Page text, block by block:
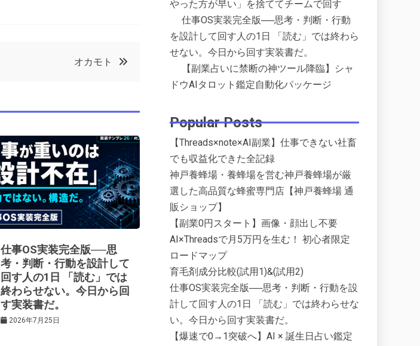
オカモト
仕事OS実装完全版──思
考・判断・行動を設計して
回す人の1日 「読む」では
終わらせない。今日から回
す実装書だ。
2026年7月25日
やった方が早い」を捨ててチームで回す
仕事OS実装完全版──思考・判断・行動
を設計して回す人の1日 「読む」では終わら
せない。今日から回す実装書だ。
【副業占いに禁断の神ツール降臨】シャ
ドウAIタロット鑑定自動化パッケージ
Popular Posts
【Threads×note×AI副業】仕事できない社畜
でも収益化できた全記録
神戸養蜂場・養蜂場を営む神戸養蜂場が厳
選した高品質な蜂蜜専門店【神戸養蜂場 通
販ショップ】
【副業0円スタート】画像・顔出し不要
AI×Threadsで月5万円を生む！ 初心者限定
ロードマップ
育毛剤成分比較(試用1)&(試用2)
仕事OS実装完全版──思考・判断・行動を設
計して回す人の1日 「読む」では終わらせな
い。今日から回す実装書だ。
【爆速で0→1突破へ】AI × 誕生日占い鑑定